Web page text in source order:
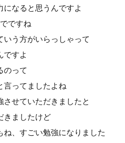
になると思うんですよ
ですね
いう方がいらっしゃって
ですよ
のって
言ってましたよね
せていただきましたと
きましたけど
ね、すごい勉強になりました